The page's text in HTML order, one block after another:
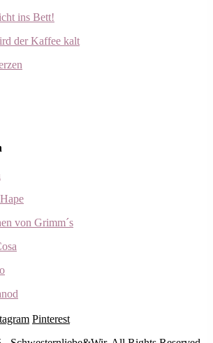
ins Bett!
der Kaffee kalt
von Grimm´s
Pinterest